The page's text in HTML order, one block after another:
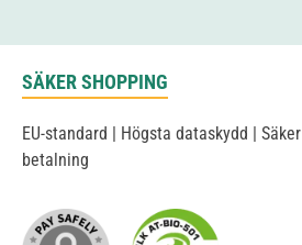
SÄKER SHOPPING
EU-standard | Högsta dataskydd | Säker
betalning